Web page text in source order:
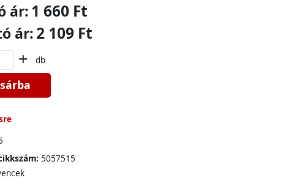
ár:1 660 Ft
ár:2 109 Ft
+ db
5057515